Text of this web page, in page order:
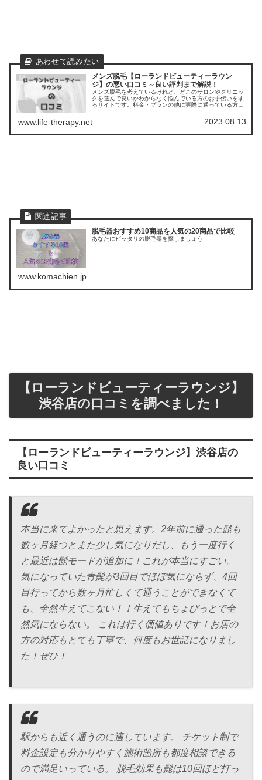
メンズ脱毛【ローランドビューティーラウン
ジ】の悪い口コミ～良い評判まで解説！
メンズ脱毛を考えているけれど、どこのサロンやクリニッ
クを選んで良いかわからなく悩んでいる方のお手伝いをす
るサイトです。料金・プランの他に実際に通っている方の
www.life-therapy.net 2023.08.13
脱毛器おすすめ10商品を人気の20商品で比較
あなたにピッタリの脱毛器を探しましょう
www.komachien.jp
【ローランドビューティーラウンジ】
渋谷店の口コミを調べました！
【ローランドビューティーラウンジ】渋谷店の
良い口コミ
本当に来てよかったと思えます。2年前に通った髭も
数ヶ月経つとまた少し気になりだし、もう一度行く
と最近は髭モードが追加に！これが本当にすごい。
気になっていた青髭が3回目でほぼ気にならず、4回
目行ってから数ヶ月忙しくて通うことができなくて
も、全然生えてこない！！生えてもちょびっとで全
然気にならない。 これは行く価値ありです！お店の
方の対応もとても丁寧で、何度もお世話になりまし
た！ぜひ！
駅からも近く通うのに適しています。 チケット制で
料金設定も分かりやすく施術箇所も都度相談できる
ので満足いっている。 脱毛効果も髭は10回ほど打っ